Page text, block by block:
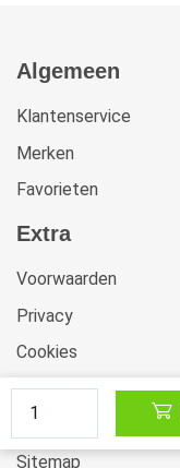
Algemeen
Klantenservice
Merken
Favorieten
Extra
Voorwaarden
Privacy
Cookies
Klachten
Retourneren & Ruilen
Sitemap